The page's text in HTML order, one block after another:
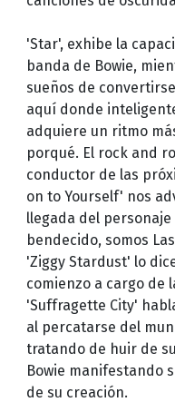
'Star', exhibe la
banda de Bowie,
sueños de
aquí donde
adquiere un ritmo
porqué. El rock and
conductor de las
on to Yourself' nos
llegada del personaje
bendecido, somos
'Ziggy Stardust' lo
comienzo a cargo de
'Suffragette City'
al percatarse del
tratando de huir de
Bowie manifestando
de su creación.